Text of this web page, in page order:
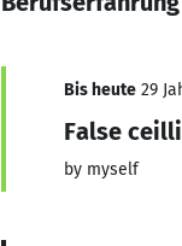
Bis heute 29
False
by myself